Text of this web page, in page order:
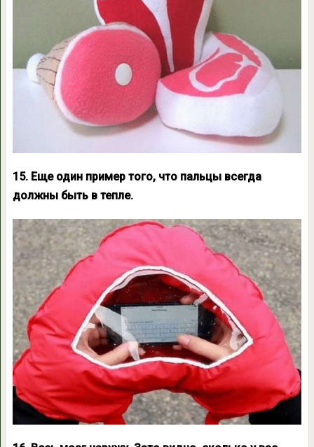
15. Еще один пример того, что пальцы всегда
должны быть в тепле.